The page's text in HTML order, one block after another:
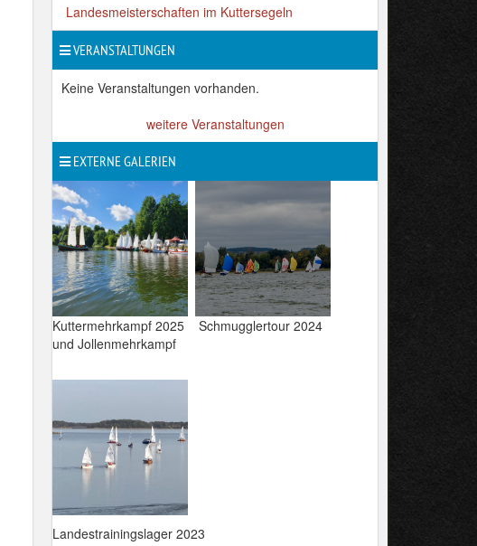
Landesmeisterschaften im Kuttersegeln
VERANSTALTUNGEN
Keine Veranstaltungen vorhanden.
weitere Veranstaltungen
EXTERNE GALERIEN
Kuttermehrkampf 2025 Schmugglertour 2024
und Jollenmehrkampf
Landestrainingslager 2023